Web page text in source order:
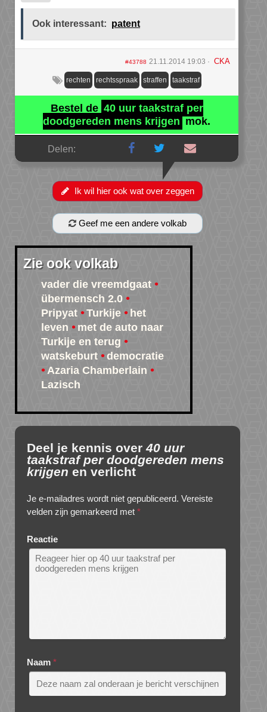
Ook interessant: patent
#43788 21.11.2014 19:03 CKA
rechten rechtsspraak straffen taakstraf
Bestel de 40 uur taakstraf per
doodgereden mens krijgen mok.
Delen:
Ik wil hier ook wat over zeggen
Geef me een andere volkab
Zie ook volkab
vader die vreemdgaat
übermensch 2.0
Pripyat
Turkije
het
leven
met de auto naar
Turkije en terug
watskeburt
democratie
Azaria Chamberlain
Lazisch
Deel je kennis over40 uur
taakstraf per doodgereden mens
krijgen en verlicht
Je e-mailadres wordt niet gepubliceerd. Vereiste
velden zijn gemarkeerd met *
Reactie
Naam *